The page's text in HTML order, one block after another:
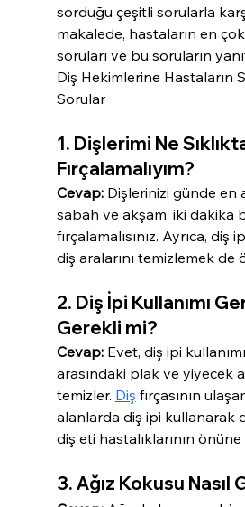
sorduğu çeşitli sorularla
makalede, hastaların en
soruları ve bu soruların
Diş Hekimlerine Hastaların
Sorular
1. Dişlerimi Ne
Fırçalamalıyım?
Cevap: Dişlerinizi günde en
sabah ve akşam, iki dakika
fırçalamalısınız. Ayrıca, diş
diş aralarını temizlemek de
2. Diş İpi Kullanımı
Gerekli mi?
Cevap: Evet, diş ipi
arasındaki plak ve yiyecek
temizler. Diş fırçasının
alanlarda diş ipi kullanarak
diş eti hastalıklarının
3. Ağız Kokusu Nasıl